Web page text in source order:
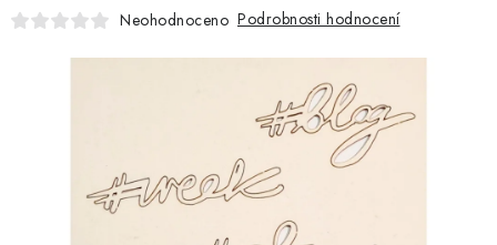
MOJE OBJEDNÁVKA
Neohodnoceno Podrobnosti hodnocení